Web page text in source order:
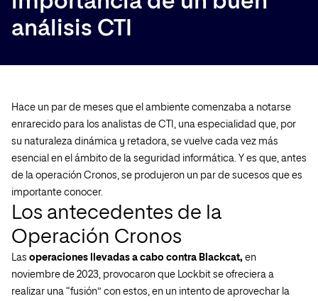
análisis CTI
Hace un par de meses que el ambiente comenzaba a notarse
enrarecido para los analistas de CTI, una especialidad que, por
su naturaleza dinámica y retadora, se vuelve cada vez más
esencial en el ámbito de la seguridad informática. Y es que, antes
de la operación Cronos, se produjeron un par de sucesos que es
importante conocer.
Los antecedentes de la
Operación Cronos
Las operaciones llevadas a cabo contra Blackcat, en
noviembre de 2023, provocaron que Lockbit se ofreciera a
realizar una “fusión” con estos, en un intento de aprovechar la